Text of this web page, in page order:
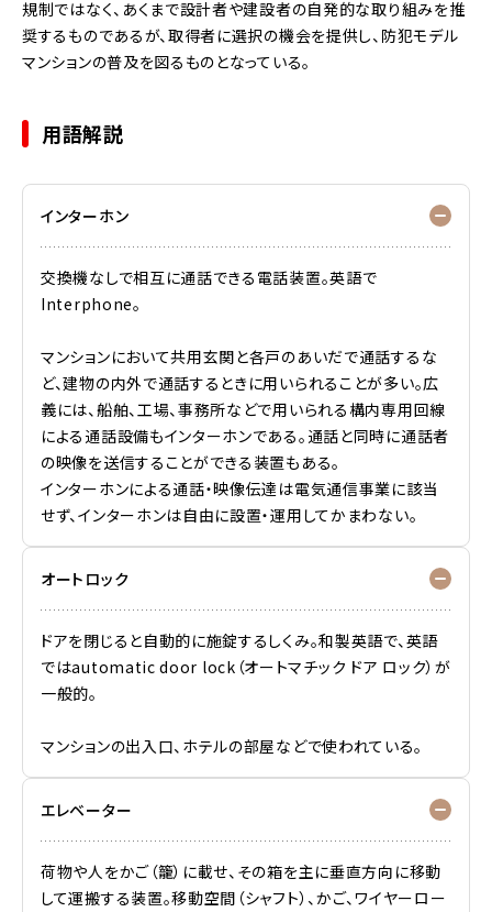
規制ではなく、あくまで設計者や建設者の自発的な取り組みを推
奨するものであるが、取得者に選択の機会を提供し、防犯モデル
マンションの普及を図るものとなっている。
用語解説
インターホン
交換機なしで相互に通話できる電話装置。英語で
Interphone。
マンションにおいて共用玄関と各戸のあいだで通話するな
ど、建物の内外で通話するときに用いられることが多い。広
義には、船舶、工場、事務所などで用いられる構内専用回線
による通話設備もインターホンである。通話と同時に通話者
の映像を送信することができる装置もある。
インターホンによる通話・映像伝達は電気通信事業に該当
せず、インターホンは自由に設置・運用してかまわない。
オートロック
ドアを閉じると自動的に施錠するしくみ。和製英語で、英語
ではautomatic door lock（オートマチック ドア ロック）が
一般的。
マンションの出入口、ホテルの部屋などで使われている。
エレベーター
荷物や人をかご（籠）に載せ、その箱を主に垂直方向に移動
して運搬する装置。移動空間（シャフト）、かご、ワイヤーロー